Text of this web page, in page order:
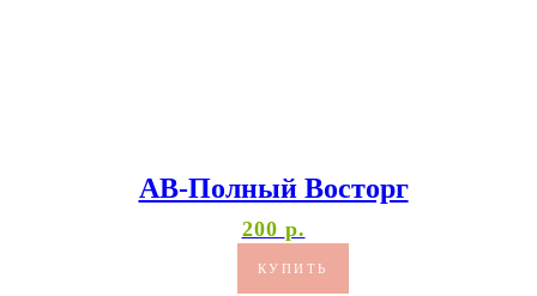
АВ-Полный Восторг
200 р.
КУПИТЬ